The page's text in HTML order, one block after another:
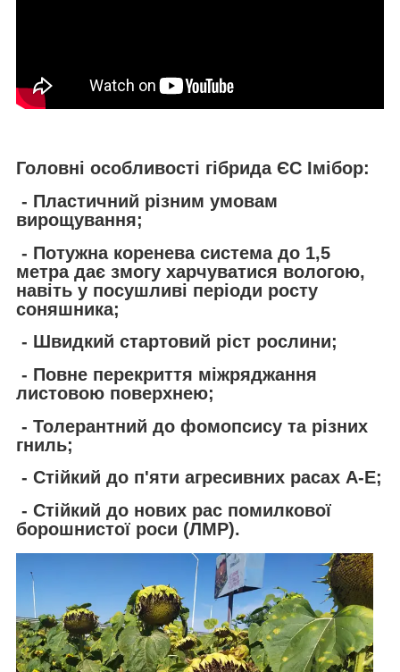
Головні особливості гібрида ЄС Імібор:
- Пластичний різним умовам
вирощування;
- Потужна коренева система до 1,5
метра дає змогу харчуватися вологою,
навіть у посушливі періоди росту
соняшника;
- Швидкий стартовий ріст рослини;
- Повне перекриття міжряджання
листовою поверхнею;
- Толерантний до фомопсису та різних
гниль;
- Стійкий до п'яти агресивних расах А-Е;
- Стійкий до нових рас помилкової
борошнистої роси (ЛМР).